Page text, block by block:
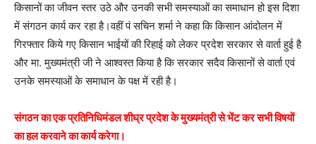
किसानों का जीवन स्तर उठे और उनकी सभी समस्याओं का समाधान हो इस दिशा
में संगठन कार्य कर रहा है।वहीं पं सचिन शर्मा ने कहा कि किसान आंदोलन में
गिरफ्तार किये गए किसान भाईयों की रिहाई को लेकर प्रदेश सरकार से वार्ता हुई है
और मा. मुख्यमंत्री जी ने आश्वस्त किया है कि सरकार सदैव किसानों से वार्ता एवं
उनके समस्याओं के समाधान के पक्ष में रही है।
संगठन का एक प्रतिनिधिमंडल शीघ्र प्रदेश के मुख्यमंत्री से भेंट कर सभी विषयों
का हल करवाने का कार्य करेगा।